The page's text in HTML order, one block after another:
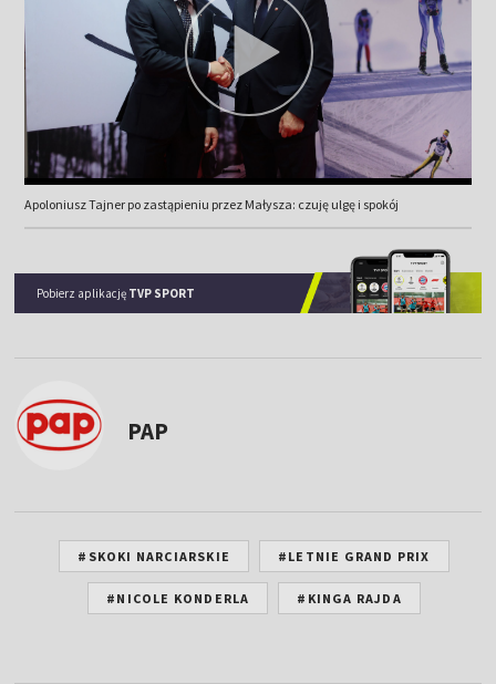
Apoloniusz Tajner po zastąpieniu przez Małysza: czuję ulgę i spokój
Pobierz aplikację TVP SPORT
PAP
#SKOKI NARCIARSKIE #LETNIE GRAND PRIX
#NICOLE KONDERLA #KINGA RAJDA